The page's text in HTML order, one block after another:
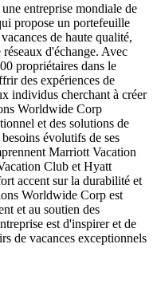
entreprise mondiale de
propose un portefeuille
de haute qualité,
d'échange. Avec
propriétaires dans le
des expériences de
individus cherchant à créer
Worldwide Corp
et des solutions de
évolutifs de ses
Marriott Vacation
Club et Hyatt
accent sur la durabilité et
Worldwide Corp est
et au soutien des
est d'inspirer et de
de vacances exceptionnels